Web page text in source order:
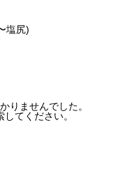
塩尻)
りませんでした。
てください。